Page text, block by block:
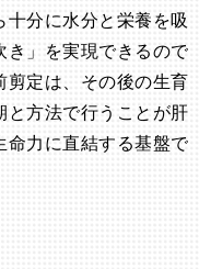
分に水分と栄養を吸
き」を実現できるので
剪定は、その後の生育
と方法で行うことが肝
命力に直結する基盤で